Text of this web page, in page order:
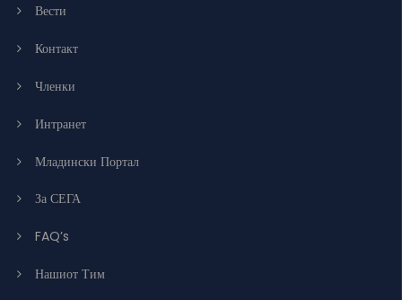
Вести
Контакт
Членки
Интранет
Младински Портал
За СЕГА
FAQ’s
Нашиот Тим